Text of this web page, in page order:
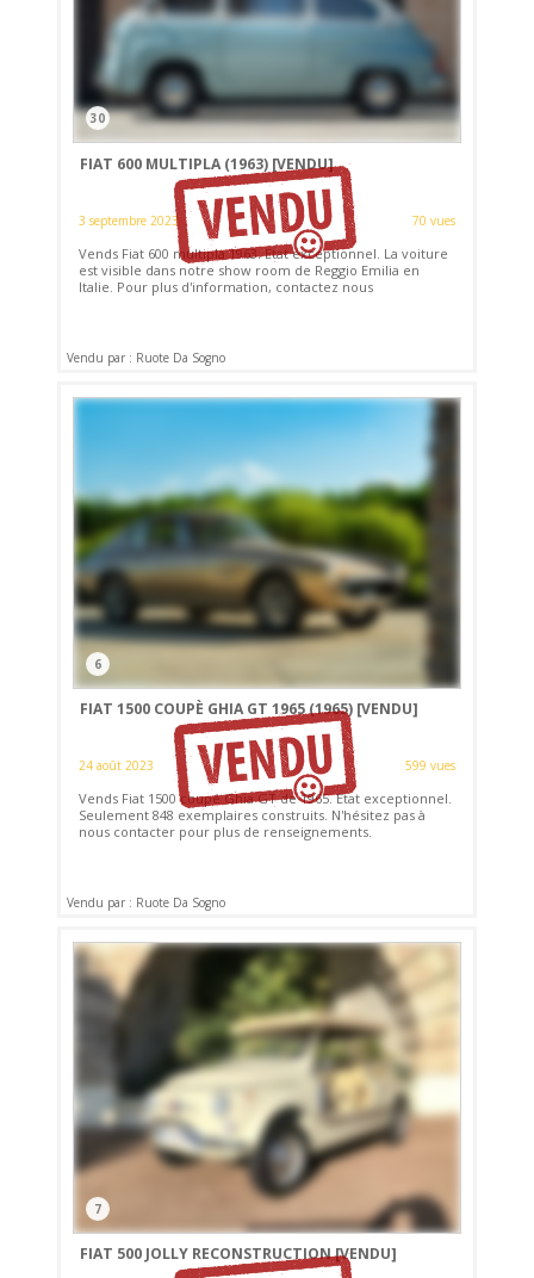
30
FIAT 600 MULTIPLA (1963) [VENDU]
3 septembre 2023 70 vues
Vends Fiat 600 multipla 1963. Etat exceptionnel. La voiture
est visible dans notre show room de Reggio Emilia en
Italie. Pour plus d'information, contactez nous
Vendu par : Ruote Da Sogno
6
FIAT 1500 COUPÈ GHIA GT 1965 (1965) [VENDU]
24 août 2023 599 vues
Vends Fiat 1500 coupé Ghia GT de 1965. Etat exceptionnel.
Seulement 848 exemplaires construits. N'hésitez pas à
nous contacter pour plus de renseignements.
Vendu par : Ruote Da Sogno
7
FIAT 500 JOLLY RECONSTRUCTION[VENDU]